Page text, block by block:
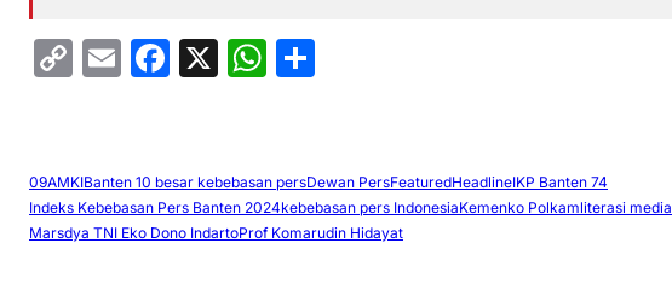
C
y
Li
n
E
l
F
e
b
o
X
W
s
A
p
e
09AMKIBanten 10 besar kebebasan persDewan PersFeaturedHeadlineIKP Banten 74
Indeks Kebebasan Pers Banten 2024kebebasan pers IndonesiaKemenko Polkamliterasi media
Marsdya TNI Eko Dono IndartoProf Komarudin Hidayat